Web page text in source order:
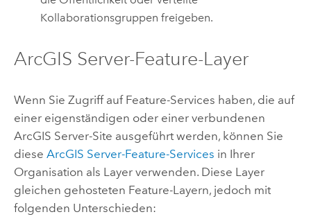
Kollaborationsgruppen freigeben.
ArcGIS Server-Feature-Layer
Wenn Sie Zugriff auf Feature-Services haben, die auf
einer eigenständigen oder einer verbundenen
ArcGIS Server-Site ausgeführt werden, können Sie
diese ArcGIS Server-Feature-Services in Ihrer
Organisation als Layer verwenden. Diese Layer
gleichen gehosteten Feature-Layern, jedoch mit
folgenden Unterschieden: